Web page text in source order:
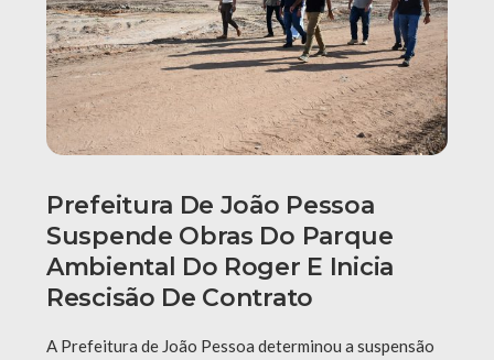
Prefeitura De João Pessoa
Suspende Obras Do Parque
Ambiental Do Roger E Inicia
Rescisão De Contrato
A Prefeitura de João Pessoa determinou a suspensão